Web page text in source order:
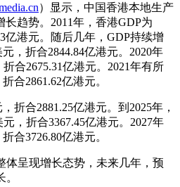
）显示，中国香港本地生产
长趋势。2011年，香港GDP为
亿港元。随后几年，GDP持续增
，折合2844.84亿港元。2020年
合2675.31亿港元。2021年有所
合2861.62亿港元。
合2881.25亿港元。到2025年，
，折合3367.45亿港元。2027年
合3726.80亿港元。
呈现增长态势，未来几年，预